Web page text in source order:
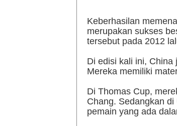
Keberhasilan
merupakan sukses
tersebut pada 2012
Di edisi kali ini, China
Mereka memiliki
Di Thomas Cup,
Chang. Sedangkan
pemain yang ada